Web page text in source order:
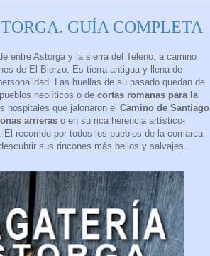
GUÍA COMPLETA
entre Astorga y la sierra del Teleno, a camino
de El Bierzo. Es tierra antigua y llena de
Las huellas de su pasado quedan de
neolíticos o de cortas romanas para la
hospitales que jalonaron el Camino de Santiago
arrieras o en su rica herencia artístico-
recorrido por todos los pueblos de la comarca
sus rincones más bellos y salvajes.